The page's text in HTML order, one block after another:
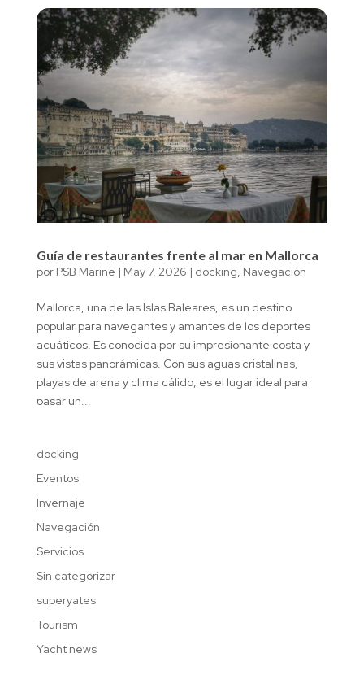
Guía de restaurantes frente al mar en Mallorca
por PSB Marine | May 7, 2026 | docking, Navegación
Mallorca, una de las Islas Baleares, es un destino
popular para navegantes y amantes de los deportes
acuáticos. Es conocida por su impresionante costa y
sus vistas panorámicas. Con sus aguas cristalinas,
playas de arena y clima cálido, es el lugar ideal para
pasar un...
docking
Eventos
Invernaje
Navegación
Servicios
Sin categorizar
superyates
Tourism
Yacht news